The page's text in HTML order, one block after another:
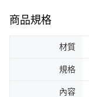
商品規格
材質
規格
內容